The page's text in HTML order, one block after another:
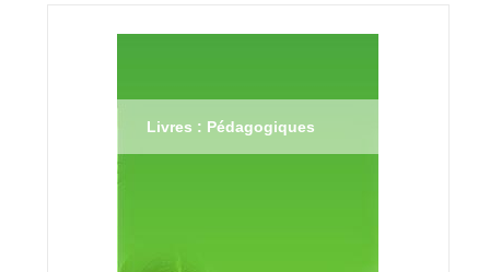
Livres : Pédagogiques